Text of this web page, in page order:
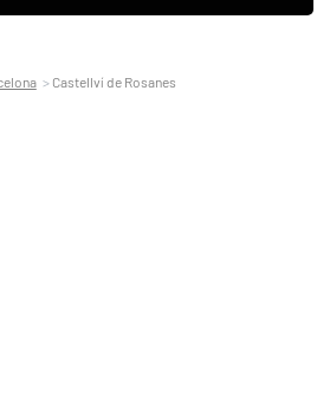
Castellví de Rosanes